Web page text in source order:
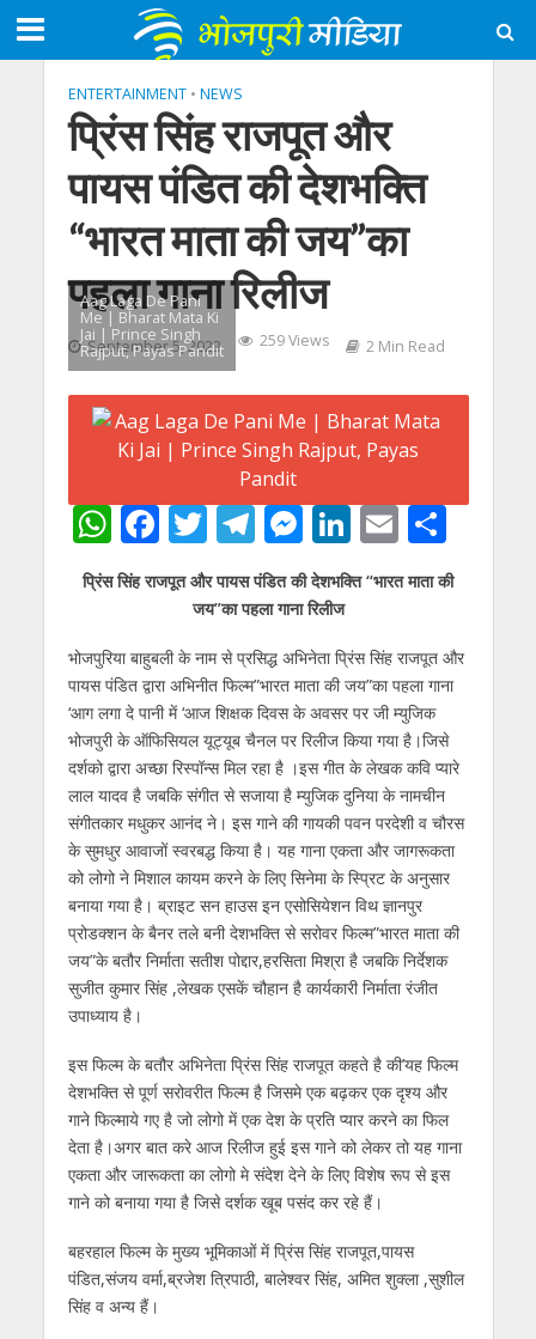
ENTERTAINMENT • NEWS
प्रिंस सिंह राजपूत और
पायस पंडित की देशभक्ति
“भारत माता की जय”का
पहला गाना रिलीज
September 5, 2023 259 Views 2 Min Read
Aag Laga De Pani
Me | Bharat Mata Ki
Jai | Prince Singh
Rajput, Payas Pandit
W
h
at
s
A
p
p
F
ac
e
b
o
o
k
T
w
itt
er
T
el
e
gr
a
m
M
e
ss
e
n
g
er
Li
n
k
e
dI
n
E
m
ai
S
h
ar
e
प्रिंस सिंह राजपूत और पायस पंडित की देशभक्ति “भारत माता की
जय”का पहला गाना रिलीज
भोजपुरिया बाहुबली के नाम से प्रसिद्ध अभिनेता प्रिंस सिंह राजपूत और
पायस पंडित द्वारा अभिनीत फिल्म”भारत माता की जय”का पहला गाना
‘आग लगा दे पानी में ‘आज शिक्षक दिवस के अवसर पर जी म्युजिक
भोजपुरी के ऑफिसियल यूट्यूब चैनल पर रिलीज किया गया है।जिसे
दर्शको द्वारा अच्छा रिस्पॉन्स मिल रहा है ।इस गीत के लेखक कवि प्यारे
लाल यादव है जबकि संगीत से सजाया है म्युजिक दुनिया के नामचीन
संगीतकार मधुकर आनंद ने। इस गाने की गायकी पवन परदेशी व चौरस
के सुमधुर आवाजों स्वरबद्ध किया है। यह गाना एकता और जागरूकता
को लोगो ने मिशाल कायम करने के लिए सिनेमा के स्प्रिट के अनुसार
बनाया गया है। ब्राइट सन हाउस इन एसोसियेशन विथ ज्ञानपुर
प्रोडक्शन के बैनर तले बनी देशभक्ति से सरोवर फिल्म”भारत माता की
जय”के बतौर निर्माता सतीश पोद्दार,हरसिता मिश्रा है जबकि निर्देशक
सुजीत कुमार सिंह ,लेखक एसकें चौहान है कार्यकारी निर्माता रंजीत
उपाध्याय है।
इस फिल्म के बतौर अभिनेता प्रिंस सिंह राजपूत कहते है की’यह फिल्म
देशभक्ति से पूर्ण सरोवरीत फिल्म है जिसमे एक बढ़कर एक दृश्य और
गाने फिल्माये गए है जो लोगो में एक देश के प्रति प्यार करने का फिल
देता है।अगर बात करे आज रिलीज हुई इस गाने को लेकर तो यह गाना
एकता और जारूकता का लोगो मे संदेश देने के लिए विशेष रूप से इस
गाने को बनाया गया है जिसे दर्शक खूब पसंद कर रहे हैं।
बहरहाल फिल्म के मुख्य भूमिकाओं में प्रिंस सिंह राजपूत,पायस
पंडित,संजय वर्मा,ब्रजेश त्रिपाठी, बालेश्वर सिंह, अमित शुक्ला ,सुशील
सिंह व अन्य हैं।